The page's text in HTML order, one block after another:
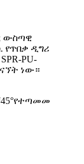
ውስጣዊ
የጥበቃ ዲግሪ
PU-
ነው።